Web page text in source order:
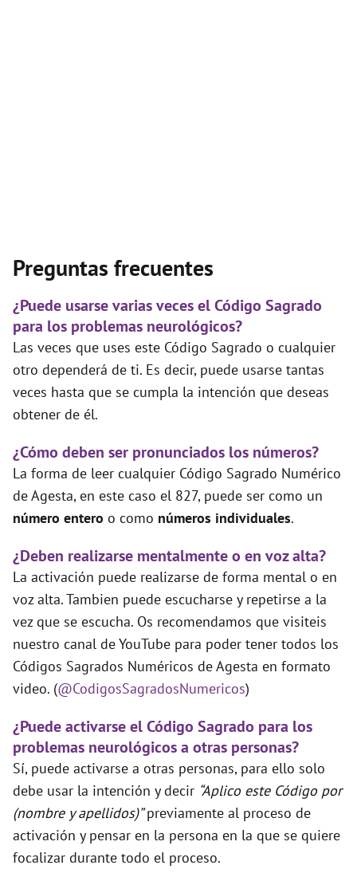
Preguntas frecuentes
¿Puede usarse varias veces el Código Sagrado
para los problemas neurológicos?
Las veces que uses este Código Sagrado o cualquier
otro dependerá de ti. Es decir, puede usarse tantas
veces hasta que se cumpla la intención que deseas
obtener de él.
¿Cómo deben ser pronunciados los números?
La forma de leer cualquier Código Sagrado Numérico
de Agesta, en este caso el 827, puede ser como un
número entero o como números individuales.
¿Deben realizarse mentalmente o en voz alta?
La activación puede realizarse de forma mental o en
voz alta. Tambien puede escucharse y repetirse a la
vez que se escucha. Os recomendamos que visiteis
nuestro canal de YouTube para poder tener todos los
Códigos Sagrados Numéricos de Agesta en formato
video. (@CodigosSagradosNumericos)
¿Puede activarse el Código Sagrado para los
problemas neurológicos a otras personas?
Sí, puede activarse a otras personas, para ello solo
debe usar la intención y decir “Aplico este Código por
(nombre y apellidos)”previamente al proceso de
activación y pensar en la persona en la que se quiere
focalizar durante todo el proceso.